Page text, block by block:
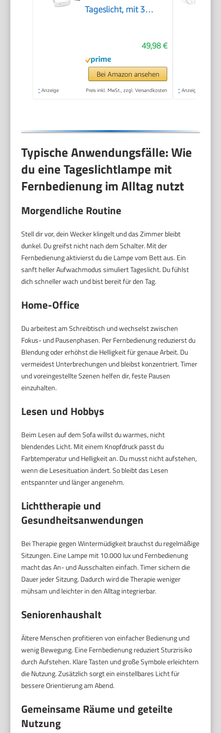
Tageslicht, mit 3
Rhythmus, 10.000
Lux, Medizinprodukt,
abnehmbarer
49,98 €
Bei Amazon ansehen
* Anzeige Preis inkl. MwSt., zzgl. Versandkosten * Anzeige
Typische Anwendungsfälle: Wie
du eine Tageslichtlampe mit
Fernbedienung im Alltag nutzt
Morgendliche Routine
Stell dir vor, dein Wecker klingelt und das Zimmer bleibt
dunkel. Du greifst nicht nach dem Schalter. Mit der
Fernbedienung aktivierst du die Lampe vom Bett aus. Ein
sanft heller Aufwachmodus simuliert Tageslicht. Du fühlst
dich schneller wach und bist bereit für den Tag.
Home-Office
Du arbeitest am Schreibtisch und wechselst zwischen
Fokus- und Pausenphasen. Per Fernbedienung reduzierst du
Blendung oder erhöhst die Helligkeit für genaue Arbeit. Du
vermeidest Unterbrechungen und bleibst konzentriert. Timer
und voreingestellte Szenen helfen dir, feste Pausen
einzuhalten.
Lesen und Hobbys
Beim Lesen auf dem Sofa willst du warmes, nicht
blendendes Licht. Mit einem Knopfdruck passt du
Farbtemperatur und Helligkeit an. Du musst nicht aufstehen,
wenn die Lesesituation ändert. So bleibt das Lesen
entspannter und länger angenehm.
Lichttherapie und
Gesundheitsanwendungen
Bei Therapie gegen Wintermüdigkeit brauchst du regelmäßige
Sitzungen. Eine Lampe mit 10.000 lux und Fernbedienung
macht das An- und Ausschalten einfach. Timer sichern die
Dauer jeder Sitzung. Dadurch wird die Therapie weniger
mühsam und leichter in den Alltag integrierbar.
Seniorenhaushalt
Ältere Menschen profitieren von einfacher Bedienung und
wenig Bewegung. Eine Fernbedienung reduziert Sturzrisiko
durch Aufstehen. Klare Tasten und große Symbole erleichtern
die Nutzung. Zusätzlich sorgt ein einstellbares Licht für
bessere Orientierung am Abend.
Gemeinsame Räume und geteilte
Nutzung